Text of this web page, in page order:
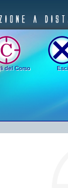
del Corso Esci